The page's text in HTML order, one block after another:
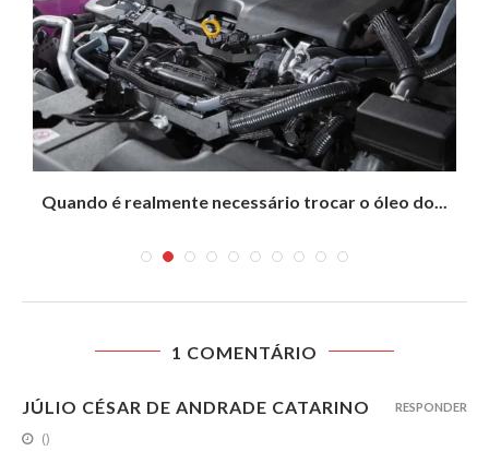
Quando é realmente necessário trocar o óleo do...
1 COMENTÁRIO
JÚLIO CÉSAR DE ANDRADE CATARINO
()
RESPONDER